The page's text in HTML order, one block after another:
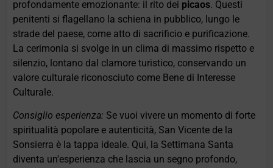
profondamente emozionante: il rito dei picaos. Questi
penitenti si flagellano la schiena in pubblico, lungo le
strade del paese, come atto di sacrificio e purificazione.
La cerimonia si svolge in un clima di massimo rispetto e
silenzio, lontano dal clamore turistico, conservando un
valore culturale riconosciuto come Bene di Interesse
Culturale.
Consiglio esperienza: Se vuoi vivere un momento di forte
spiritualità popolare e autenticità, San Vicente de la
Sonsierra è la tappa ideale. Qui, la Settimana Santa
diventa un'esperienza che lascia un segno profondo,